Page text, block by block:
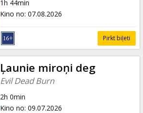
1h 44min
Kino no: 07.08.2026
Pirkt biļeti
Ļaunie miroņi deg
Evil Dead Burn
2h 0min
Kino no: 09.07.2026